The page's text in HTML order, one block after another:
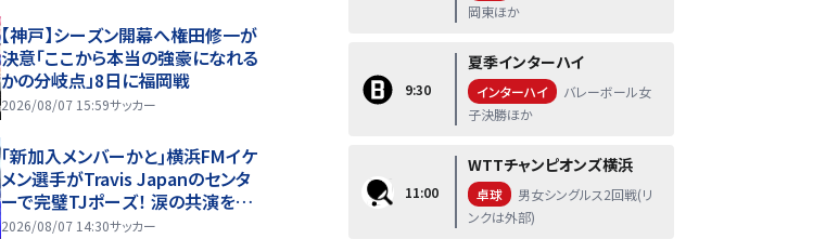
【神戸】シーズン開幕へ権田修一が
決意「ここから本当の強豪になれる
かの分岐点」8日に福岡戦
2026/08/07 15:59サッカー
｢新加入メンバーかと｣横浜FMイケ
メン選手がTravis Japanのセンタ
ーで完璧TJポーズ！ 涙の共演を越
えて…笑顔の開幕戦コラボ動画が
2026/08/07 14:30サッカー
岡東ほか
9:30
夏季インターハイ
インターハイ
バレーボール女
子決勝ほか
11:00
WTTチャンピオンズ横浜
卓球
男女シングルス2回戦(リ
ンクは外部)